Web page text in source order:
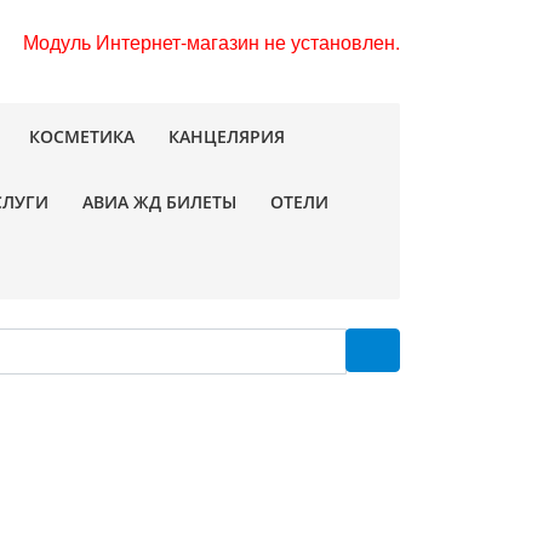
Модуль Интернет-магазин не установлен.
КОСМЕТИКА КАНЦЕЛЯРИЯ
АВИА ЖД БИЛЕТЫ ОТЕЛИ